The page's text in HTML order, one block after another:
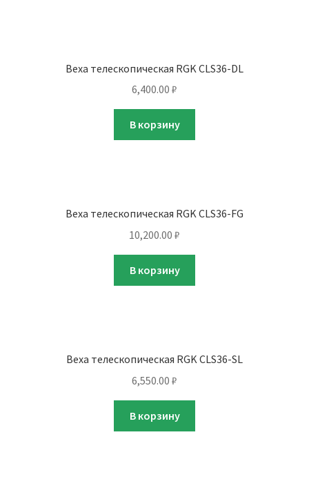
Веха телескопическая RGK CLS36-DL
6,400.00 ₽
В корзину
Веха телескопическая RGK CLS36-FG
10,200.00 ₽
В корзину
Веха телескопическая RGK CLS36-SL
6,550.00 ₽
В корзину